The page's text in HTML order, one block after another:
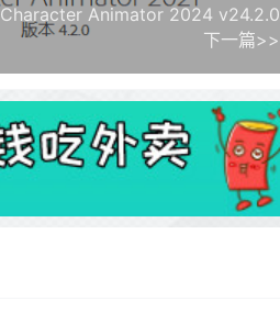
Character Animator 2024 v24.2.0
下一篇>>